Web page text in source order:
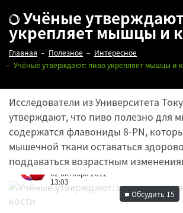
Учёные
укрепляет мышцы и
Главная Полезное
Интересное
Учёные утверждают: пиво укрепляет мышцы и
Исследователи из Университета
утверждают, что пиво полезно для
содержатся флавониды 8-PN,
мышечной ткани оставаться
поддаваться возрастным
Редакция
02 октября 2012
13:03
Обсудить 15